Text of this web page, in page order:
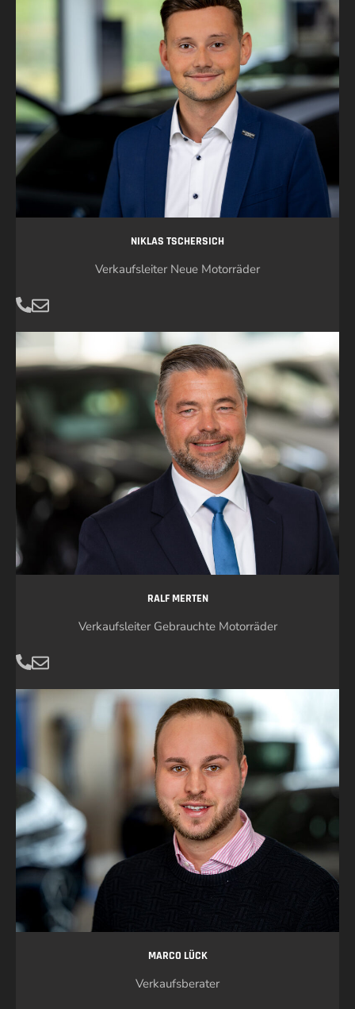
NIKLAS TSCHERSICH
Verkaufsleiter Neue Motorräder
RALF MERTEN
Verkaufsleiter Gebrauchte Motorräder
MARCO LÜCK
Verkaufsberater